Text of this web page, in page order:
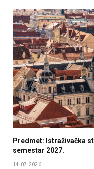
Predmet: Istraživačka
semestar 2027.
14.07.2026